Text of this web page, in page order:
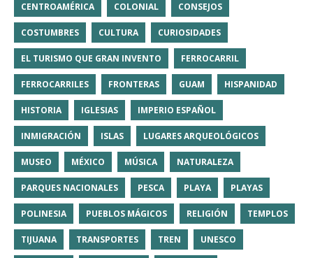
CENTROAMÉRICA COLONIAL CONSEJOS
COSTUMBRES CULTURA CURIOSIDADES
EL TURISMO QUE GRAN INVENTO FERROCARRIL
FERROCARRILES FRONTERAS GUAM HISPANIDAD
HISTORIA IGLESIAS IMPERIO ESPAÑOL
INMIGRACIÓN ISLAS LUGARES ARQUEOLÓGICOS
MUSEO MÉXICO MÚSICA NATURALEZA
PARQUES NACIONALES PESCA PLAYA PLAYAS
POLINESIA PUEBLOS MÁGICOS RELIGIÓN TEMPLOS
TIJUANA TRANSPORTES TREN UNESCO